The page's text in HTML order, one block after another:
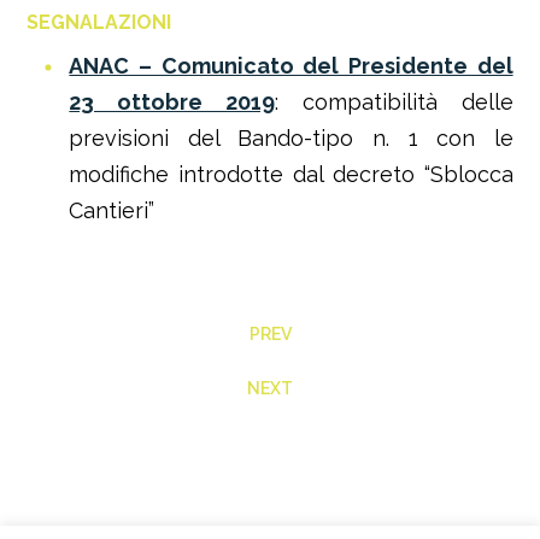
SEGNALAZIONI
ANAC – Comunicato del Presidente del
23 ottobre 2019: compatibilità delle
previsioni del Bando-tipo n. 1 con le
modifiche introdotte dal decreto “Sblocca
Cantieri”
PREV
NEXT